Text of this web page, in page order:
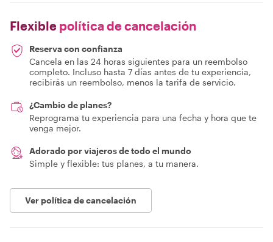
Flexible política de cancelación
Reserva con confianza
Cancela en las 24 horas siguientes para un reembolso
completo. Incluso hasta 7 días antes de tu experiencia,
recibirás un reembolso, menos la tarifa de servicio.
¿Cambio de planes?
Reprograma tu experiencia para una fecha y hora que te
venga mejor.
Adorado por viajeros de todo el mundo
Simple y flexible: tus planes, a tu manera.
Ver política de cancelación